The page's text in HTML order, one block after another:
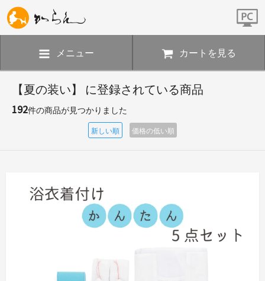
メニュー カートを見る
【夏の装い】 に登録されている商品
192件の商品が見つかりました
新しい順 価格の低い順